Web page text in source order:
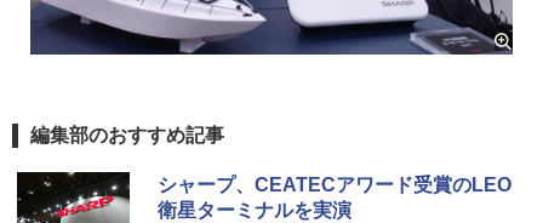
編集部のおすすめ記事
シャープ、CEATECアワード受賞のLEO
衛星ターミナルを実演